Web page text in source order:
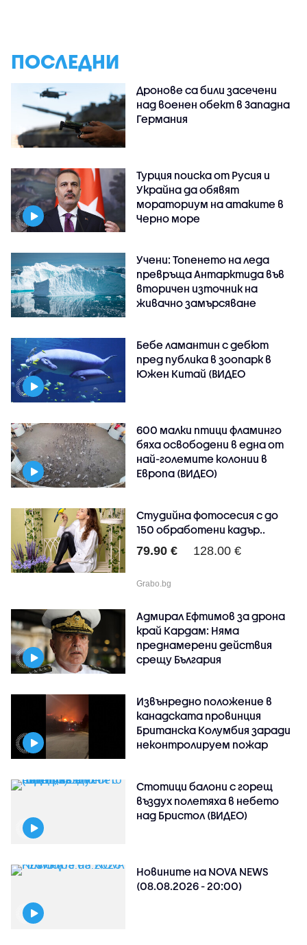
ПОСЛЕДНИ
Дронове са били засечени
над военен обект в Западна
Германия
Турция поиска от Русия и
Украйна да обявят
мораториум на атаките в
Черно море
Учени: Топенето на леда
превръща Антарктида във
вторичен източник на
живачно замърсяване
Бебе ламантин с дебют
пред публика в зоопарк в
Южен Китай (ВИДЕО
600 малки птици фламинго
бяха освободени в една от
най-големите колонии в
Европа (ВИДЕО)
Студийна фотосесия с до
150 обработени кадър..
79.90 € 128.00 €
Grabo.bg
Адмирал Ефтимов за дрона
край Кардам: Няма
преднамерени действия
срещу България
Извънредно положение в
канадската провинция
Британска Колумбия заради
неконтролируем пожар
Стотици балони с горещ
въздух полетяха в небето
над Бристол (ВИДЕО)
Новините на NOVA NEWS
(08.08.2026 - 20:00)